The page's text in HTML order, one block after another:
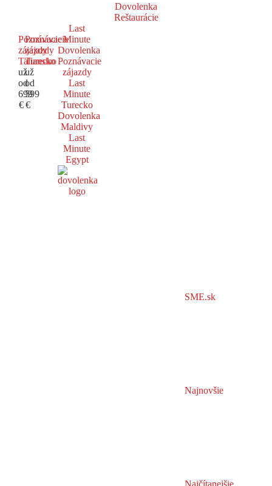
Dovolenka
Reštaurácie
Poznávacie
zájazdy
Taliansko
už
od
699
€
Poznávacie
zájazdy
Turecko
už
od
599
€
Last
Minute
Dovolenka
Poznávacie
zájazdy
Last
Minute
Turecko
Dovolenka
Maldivy
Last
Minute
Egypt
SME.sk
Najnovšie
Najčítanejšie